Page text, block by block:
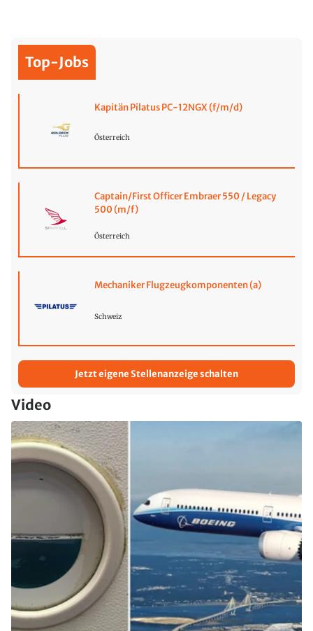
Top-Jobs
Kapitän Pilatus PC-12NGX (f/m/d)
Österreich
Captain/First Officer Embraer 550 / Legacy
500 (m/f)
Österreich
Mechaniker Flugzeugkomponenten (a)
Schweiz
Jetzt eigene Stellenanzeige schalten
Video